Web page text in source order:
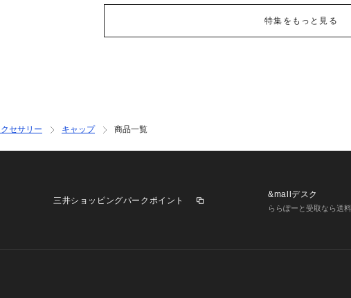
特集をもっと見る
セサリー キャップ 商品一覧
三井ショッピングパークポイント
&mallデスク
ららぽーと受取なら送